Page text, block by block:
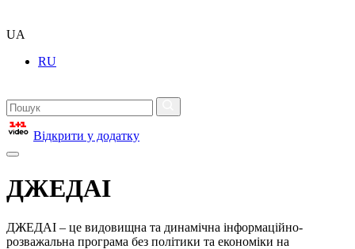
UA
RU
Відкрити у додатку
ДЖЕДАІ
ДЖЕДАІ – це видовищна та динамічна інформаційно-
розважальна програма без політики та економіки на